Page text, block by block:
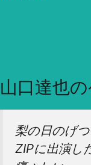
山口達也
梨の日のげ
ZIPに出演し